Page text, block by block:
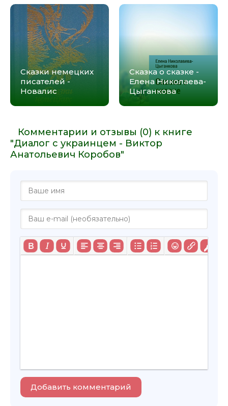
Сказки немецких
писателей -
Новалис
Сказка о сказке -
Елена Николаева-
Цыганкова
Комментарии и отзывы (0) к книге
"Диалог с украинцем - Виктор
Анатольевич Коробов"
Добавить комментарий